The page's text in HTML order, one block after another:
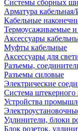
Системы сборных
Арматура
Кабельные
Термоусаживаемые
Аксессуары
Муфты кабельные
Аксессуары для
Разъемы,
Разъемы силовые
Электрические
Система штекерного
Устройства
Удлинители, блоки
Блок розеток,